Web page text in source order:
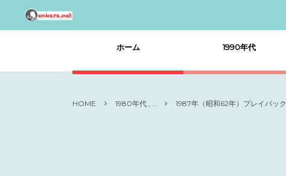
ホーム 1990年代
HOME 1980年代 , … 1987年（昭和62年）プレイバック